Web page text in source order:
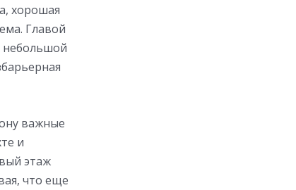
хорошая
Главой
небольшой
важные
и
этаж
что еще